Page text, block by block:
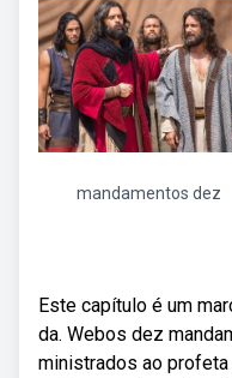
mandamentos dez
Este capítulo é um
da. Webos dez
ministrados ao